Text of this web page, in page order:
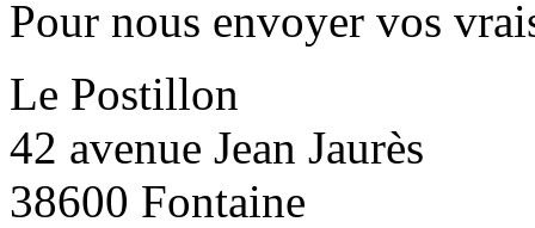
Pour nous envoyer vos
Le Postillon
42 avenue Jean Jaurès
38600 Fontaine